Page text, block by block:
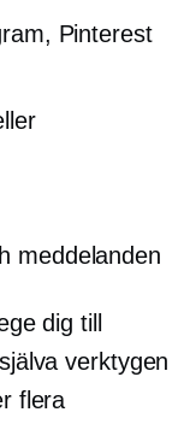
Pinterest
meddelanden
dig till
verktygen
flera